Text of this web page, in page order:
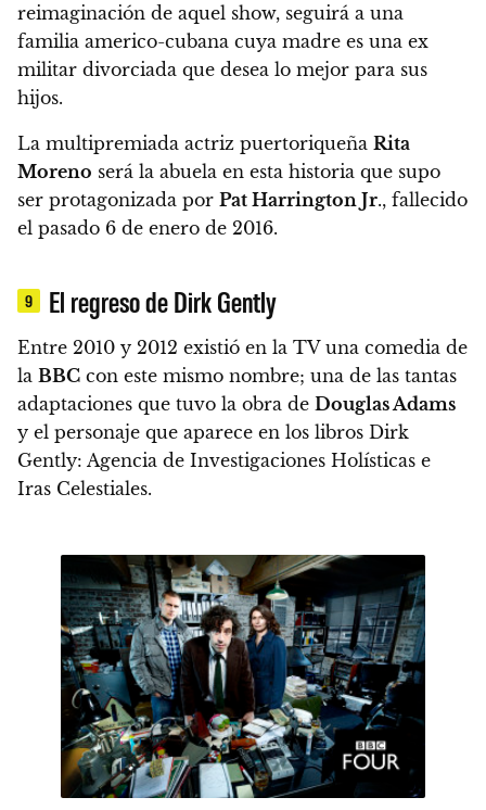
reimaginación de aquel show, seguirá a una
familia americo-cubana cuya madre es una ex
militar divorciada que desea lo mejor para sus
hijos.
La multipremiada actriz puertoriqueña Rita
Moreno será la abuela en esta historia que supo
ser protagonizada por Pat Harrington Jr., fallecido
el pasado 6 de enero de 2016.
9 El regreso de Dirk Gently
Entre 2010 y 2012 existió en la TV una comedia de
la BBC con este mismo nombre; una de las tantas
adaptaciones que tuvo la obra de Douglas Adams
y el personaje que aparece en los libros Dirk
Gently: Agencia de Investigaciones Holísticas e
Iras Celestiales.